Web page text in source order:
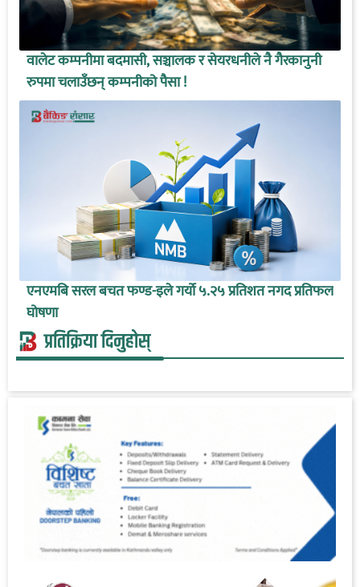
वालेट कम्पनीमा बदमासी, सञ्चालक र सेयरधनीले नै गैरकानुनी
रुपमा चलाउँछन् कम्पनीको पैसा !
एनएमबि सरल बचत फण्ड-इले गर्यो ५.२५ प्रतिशत नगद प्रतिफल
घोषणा
प्रतिक्रिया दिनुहोस्